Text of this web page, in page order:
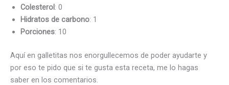
Colesterol: 0
Hidratos de carbono: 1
Porciones: 10
Aquí en galletitas nos enorgullecemos de poder ayudarte y
por eso te pido que si te gusta esta receta, me lo hagas
saber en los comentarios.